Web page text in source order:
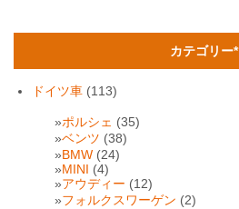
カテゴリー*
ドイツ車 (113)
ポルシェ (35)
ベンツ (38)
BMW (24)
MINI (4)
アウディー (12)
フォルクスワーゲン (2)